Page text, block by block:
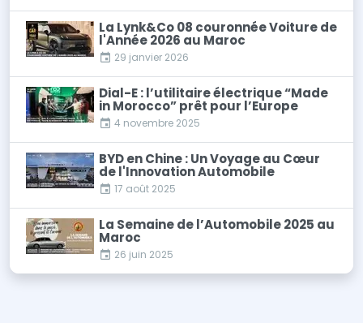
La Lynk&Co 08 couronnée Voiture de
l'Année 2026 au Maroc
29 janvier 2026
Dial-E : l’utilitaire électrique “Made
in Morocco” prêt pour l’Europe
4 novembre 2025
BYD en Chine : Un Voyage au Cœur
de l'Innovation Automobile
17 août 2025
La Semaine de l’Automobile 2025 au
Maroc
26 juin 2025